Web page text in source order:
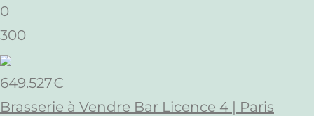
0
300
649.527€
Brasserie à Vendre Bar Licence 4 | Paris